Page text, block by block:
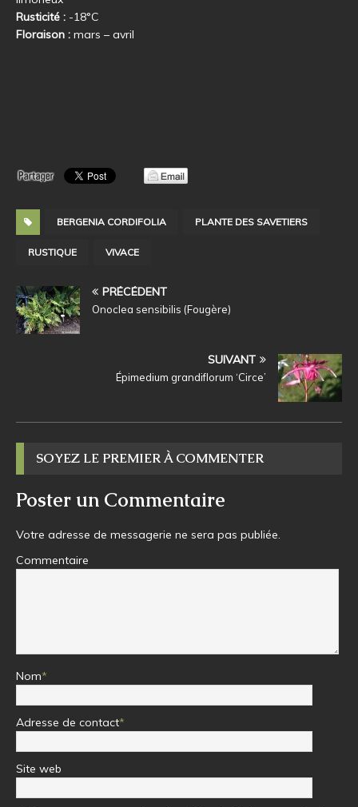
Rusticité : -18°C
Floraison : mars – avril
BERGENIA CORDIFOLIA PLANTE DES SAVETIERS
RUSTIQUE VIVACE
PRÉCÉDENT
Onoclea sensibilis (Fougère)
SUIVANT
Épimedium grandiflorum ‘Circe’
SOYEZ LE PREMIER À COMMENTER
Poster un Commentaire
Votre adresse de messagerie ne sera pas publiée.
Commentaire
Nom*
Adresse de contact*
Site web